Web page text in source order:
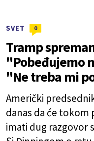
SVET 0
Tramp
"Pobeđujemo
"Ne treba mi
Američki
danas da će tokom
imati dug razgovor